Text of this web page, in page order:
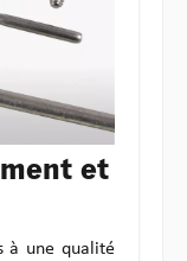
et
à une qualité